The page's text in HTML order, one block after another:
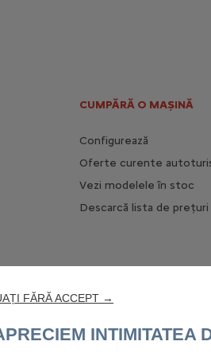
CUMPĂRĂ O MAȘINĂ
Configurează
Oferte curente
Vezi modelele în stoc
Descarcă lista de prețuri
FĂRĂ ACCEPT →
INTIMITATEA